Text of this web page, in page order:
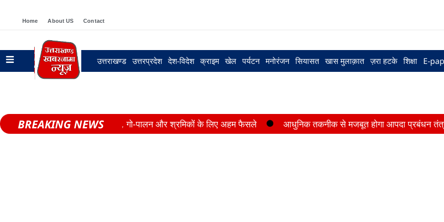
Home About US Contact
उत्तराखण्ड उत्तरप्रदेश देश-विदेश क्राइम खेल पर्यटन मनोरंजन सियासत खास मुलाक़ात ज़रा हटके शिक्षा E-
BREAKING NEWS
का बड़ा तोहफा, हाईकोर्ट, गो-पालन और श्रमिकों के लिए अहम फैसले आधुनिक तकनीक से मजबूत होगा आपदा प्रबंधन तंत्र,